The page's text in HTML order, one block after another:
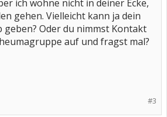
ich wohne nicht in deiner Ecke,
gehen. Vielleicht kann ja dein
Oder du nimmst Kontakt
auf und fragst mal?
#3